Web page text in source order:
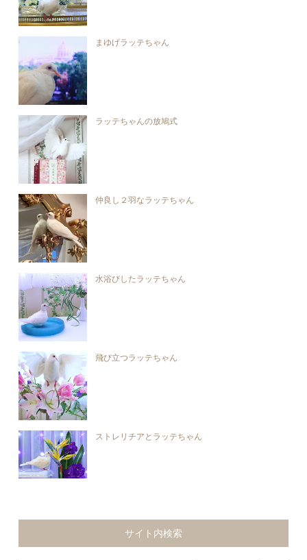
まゆげラッテちゃん
ラッテちゃんの放鳩式
仲良し２羽なラッテちゃん
水浴びしたラッテちゃん
飛び立つラッテちゃん
ストレリチアとラッテちゃん
サイト内検索